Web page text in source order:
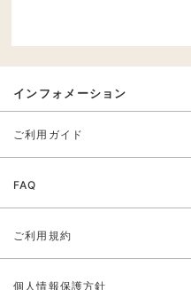
インフォメーション
ご利用ガイド
FAQ
ご利用規約
個人情報保護方針